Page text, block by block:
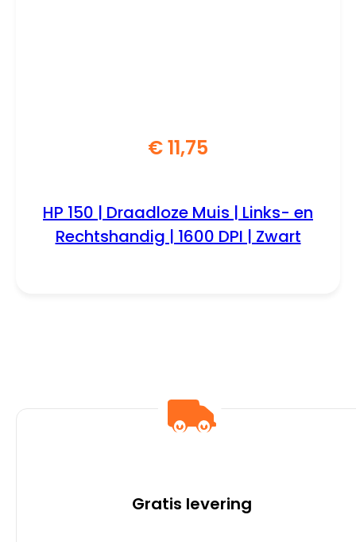
€11,75
HP 150 | Draadloze Muis | Links- en
Rechtshandig | 1600 DPI | Zwart
Gratis levering